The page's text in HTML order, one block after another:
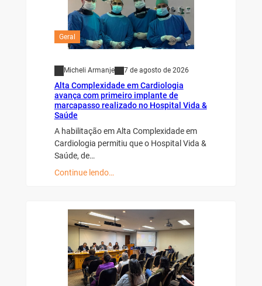
Geral
Micheli Armanje 7 de agosto de 2026
Alta Complexidade em Cardiologia
avança com primeiro implante de
marcapasso realizado no Hospital Vida &
Saúde
A habilitação em Alta Complexidade em
Cardiologia permitiu que o Hospital Vida &
Saúde, de…
Continue lendo…